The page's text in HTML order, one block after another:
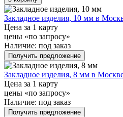
Закладное изделия, 10 мм в
Цена за 1 карту
цены «по запросу»
Наличие: под заказ
Получить предложение
Закладное изделия, 8 мм в
Цена за 1 карту
цены «по запросу»
Наличие: под заказ
Получить предложение